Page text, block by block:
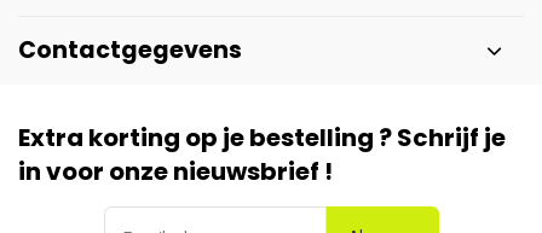
Contactgegevens
Extra korting op je bestelling ? Schrijf je
in voor onze nieuwsbrief !